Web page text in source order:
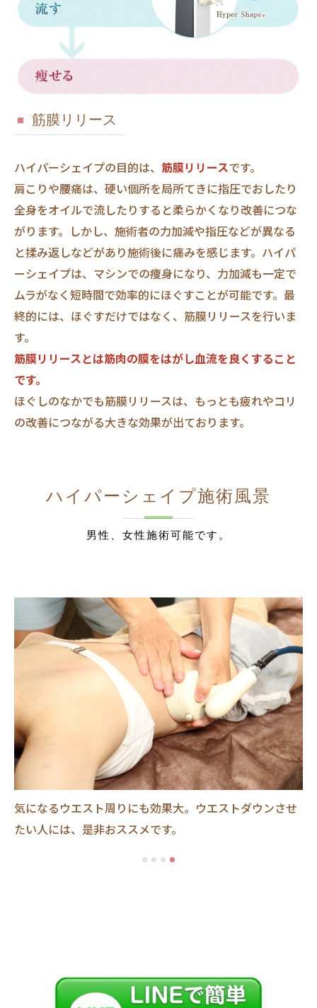
筋膜リリース
ハイパーシェイプの目的は、 筋膜リリースです。
肩こりや腰痛は、硬い個所を局所てきに指圧でおしたり
全身をオイルで流したりすると柔らかくなり改善につな
がります。しかし、施術者の力加減や指圧などが異なる
と揉み返しなどがあり施術後に痛みを感じます。ハイパ
ーシェイプは、マシンでの痩身になり、力加減も一定で
ムラがなく短時間で効率的にほぐすことが可能です。最
終的には、ほぐすだけではなく、筋膜リリースを行いま
す。
筋膜リリースとは筋肉の膜をはがし血流を良くすること
です。
ほぐしのなかでも筋膜リリースは、もっとも疲れやコリ
の改善につながる大きな効果が出ております。
ハイパーシェイプ施術風景
男性、女性施術可能です。
気になるウエスト周りにも効果大。ウエストダウンさせ
たい人には、是非おススメです。